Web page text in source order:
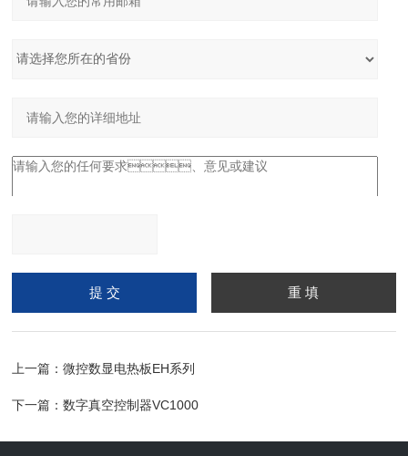
请输入计算结果（填写阿
拉伯数字），如：三加四
上一篇：微控数显电热板EH系列
下一篇：数字真空控制器VC1000